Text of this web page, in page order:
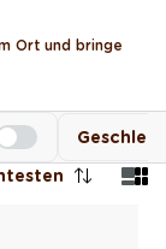
Ort und bringe